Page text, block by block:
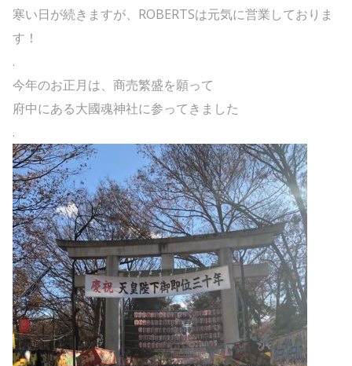
寒い日が続きますが、ROBERTSは元気に営業しておりま
す！
.
今年のお正月は、商売繁盛を願って
府中にある大國魂神社に参ってきました
.